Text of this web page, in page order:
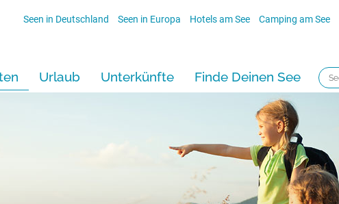
Seen in Deutschland Seen in Europa Hotels am See Camping am See
Urlaub Unterkünfte Finde Deinen See